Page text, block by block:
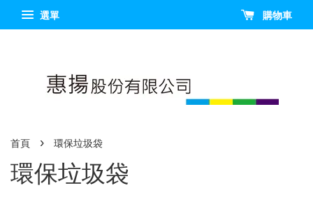
選單 購物車
首頁 › 環保垃圾袋
環保垃圾袋